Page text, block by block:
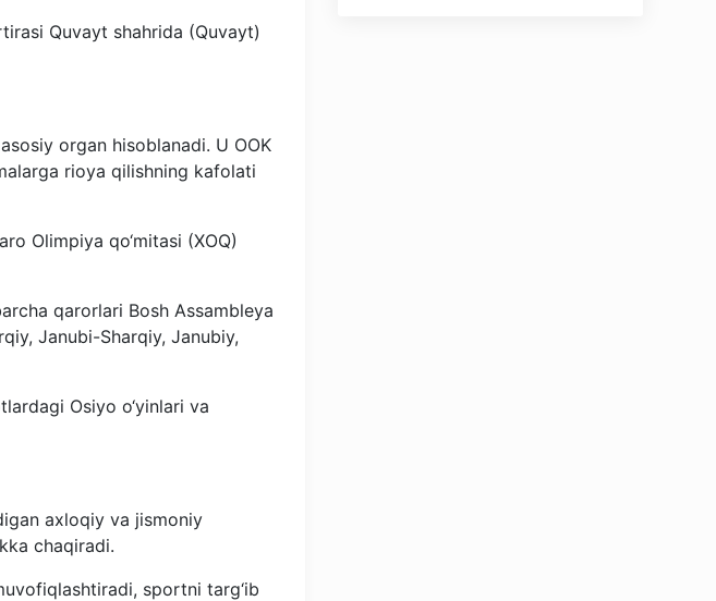
Quvayt shahrida (Quvayt)
organ hisoblanadi. U OOK
rioya qilishning kafolati
Olimpiya qo‘mitasi (XOQ)
qarorlari Bosh Assambleya
Janubi-Sharqiy, Janubiy,
Osiyo o‘yinlari va
axloqiy va jismoniy
chaqiradi.
sportni targ‘ib